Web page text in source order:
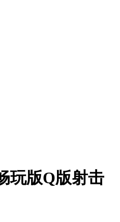
玩版Q版射击